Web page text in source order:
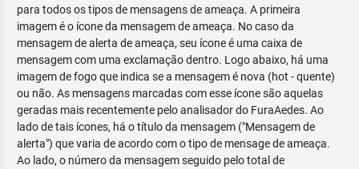
para todos os tipos de mensagens de ameaça. A primeira
imagem é o ícone da mensagem de ameaça. No caso da
mensagem de alerta de ameaça, seu ícone é uma caixa de
mensagem com uma exclamação dentro. Logo abaixo, há uma
imagem de fogo que indica se a mensagem é nova (hot - quente)
ou não. As mensagens marcadas com esse ícone são aquelas
geradas mais recentemente pelo analisador do FuraAedes. Ao
lado de tais ícones, há o título da mensagem ("Mensagem de
alerta") que varia de acordo com o tipo de mensage de ameaça.
Ao lado, o número da mensagem seguido pelo total de